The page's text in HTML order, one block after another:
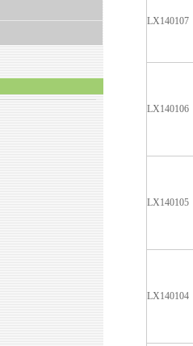
LX140107
LX140106
LX140105
LX140104